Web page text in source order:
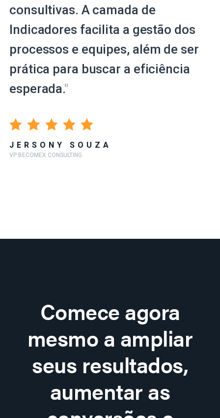
consultivas. A camada de
Indicadores facilita a gestão dos
processos e equipes, além de ser
prática para buscar a eficiência
esperada."
JERSONY SOUZA
VP BECOMEX CONSULTING
Comece agora
mesmo a ampliar
seus resultados,
aumentar as